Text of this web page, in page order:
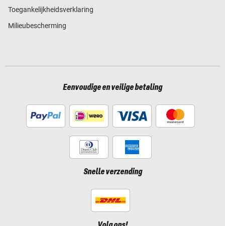
Toegankelijkheidsverklaring
Milieubescherming
Eenvoudige en veilige betaling
Snelle verzending